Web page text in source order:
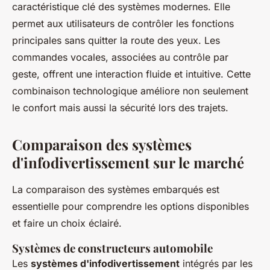
caractéristique clé des systèmes modernes. Elle
permet aux utilisateurs de contrôler les fonctions
principales sans quitter la route des yeux. Les
commandes vocales, associées au contrôle par
geste, offrent une interaction fluide et intuitive. Cette
combinaison technologique améliore non seulement
le confort mais aussi la sécurité lors des trajets.
Comparaison des systèmes
d'infodivertissement sur le marché
La comparaison des systèmes embarqués est
essentielle pour comprendre les options disponibles
et faire un choix éclairé.
Systèmes de constructeurs automobile
Les systèmes d'infodivertissement intégrés par les